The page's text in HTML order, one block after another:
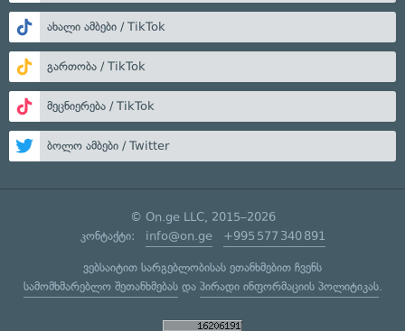
ახალი ამბები / TikTok
გართობა / TikTok
მეცნიერება / TikTok
ბოლო ამბები / Twitter
© On.ge LLC, 2015–2026
კონტაქტი: info@on.ge +995 577 340 891
ვებსაიტით სარგებლობისას ეთანხმებით ჩვენს
სამომხმარებლო შეთანხმებასდა პირადი ინფორმაციის პოლიტიკას.